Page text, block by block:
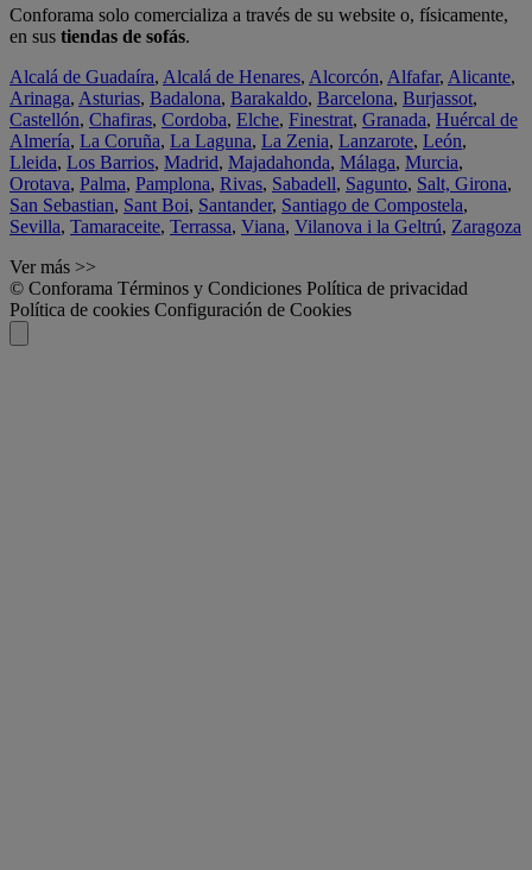
Conforama solo comercializa a través de su website o, físicamente,
en sus tiendas de sofás.
Alcalá de Guadaíra, Alcalá de Henares, Alcorcón, Alfafar, Alicante,
Arinaga, Asturias, Badalona, Barakaldo, Barcelona, Burjassot,
Castellón, Chafiras, Cordoba, Elche, Finestrat, Granada, Huércal de
Almería, La Coruña, La Laguna, La Zenia, Lanzarote, León,
Lleida, Los Barrios, Madrid, Majadahonda, Málaga, Murcia,
Orotava, Palma, Pamplona, Rivas, Sabadell, Sagunto, Salt, Girona,
San Sebastian, Sant Boi, Santander, Santiago de Compostela,
Sevilla, Tamaraceite, Terrassa, Viana, Vilanova i la Geltrú, Zaragoza
Ver más >>
© Conforama Términos y Condiciones Política de privacidad
Política de cookies Configuración de Cookies